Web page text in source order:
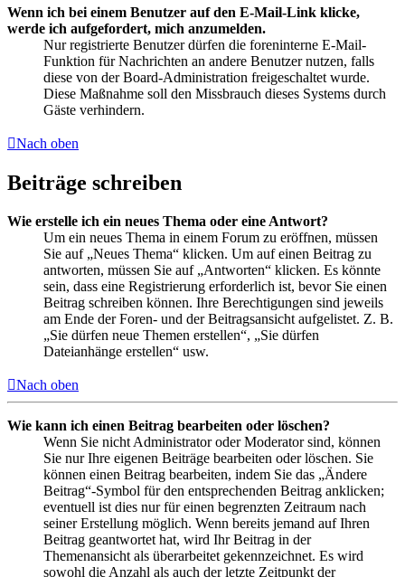
Wenn ich bei einem Benutzer auf den E-Mail-Link klicke,
werde ich aufgefordert, mich anzumelden.
Nur registrierte Benutzer dürfen die foreninterne E-Mail-
Funktion für Nachrichten an andere Benutzer nutzen, falls
diese von der Board-Administration freigeschaltet wurde.
Diese Maßnahme soll den Missbrauch dieses Systems durch
Gäste verhindern.
Nach oben
Beiträge schreiben
Wie erstelle ich ein neues Thema oder eine Antwort?
Um ein neues Thema in einem Forum zu eröffnen, müssen
Sie auf „Neues Thema“ klicken. Um auf einen Beitrag zu
antworten, müssen Sie auf „Antworten“ klicken. Es könnte
sein, dass eine Registrierung erforderlich ist, bevor Sie einen
Beitrag schreiben können. Ihre Berechtigungen sind jeweils
am Ende der Foren- und der Beitragsansicht aufgelistet. Z. B.
„Sie dürfen neue Themen erstellen“, „Sie dürfen
Dateianhänge erstellen“ usw.
Nach oben
Wie kann ich einen Beitrag bearbeiten oder löschen?
Wenn Sie nicht Administrator oder Moderator sind, können
Sie nur Ihre eigenen Beiträge bearbeiten oder löschen. Sie
können einen Beitrag bearbeiten, indem Sie das „Ändere
Beitrag“-Symbol für den entsprechenden Beitrag anklicken;
eventuell ist dies nur für einen begrenzten Zeitraum nach
seiner Erstellung möglich. Wenn bereits jemand auf Ihren
Beitrag geantwortet hat, wird Ihr Beitrag in der
Themenansicht als überarbeitet gekennzeichnet. Es wird
sowohl die Anzahl als auch der letzte Zeitpunkt der